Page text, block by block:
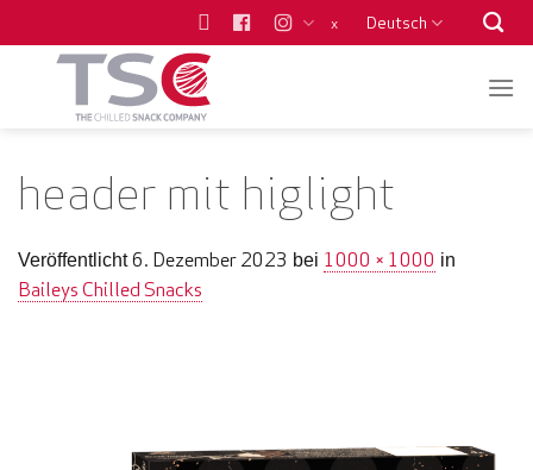
Inhalt
x Deutsch
header mit higlight
Veröffentlicht6. Dezember 2023 bei 1000 × 1000 in
Baileys Chilled Snacks